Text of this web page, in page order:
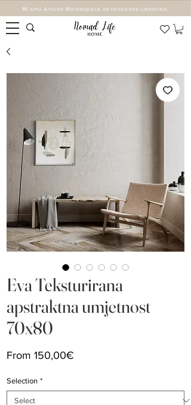
Mi smo Artisan Marketplace za nezavisne umetnike.
Eva Teksturirana
apstraktna umjetnost
70x80
From 150,00€
Selection *